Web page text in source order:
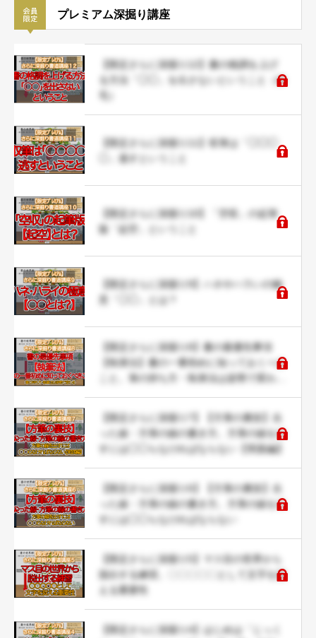
プレミアム深掘り講座
【限定さらに深掘り12】書の格調を上げ
る方法「◯◯」を出さないということ（命
【限定さらに深掘り11】収筆は「◯◯◯
◯」逃すということ
【限定さらに深掘り10】「空収」の起筆
版「起空」ということ
【限定さらに深掘り9】ハネやハラいの極
意「◯◯」とは？
【限定さらに深掘り8】書の最優先事項
【執筆法】書の一番初めに知っておくべき
こと。筆の持ち方・執筆法は姿勢で変わ
【限定さらに深掘り7】【方筆の裏技】尖
った線・方筆の線の書き方。方筆の線を出
すには◯◯らなければならない【実践編】
【限定さらに深掘り6】【方筆の裏技】尖
った線・方筆の線の書き方。方筆の線を出
すには◯◯らなければならない
【限定さらに深掘り5】マス目の世界から
脱出する練習。〇〇〇〇〇として文字を捉
える重要性
【限定さらに深掘り4】はじめは「じっく